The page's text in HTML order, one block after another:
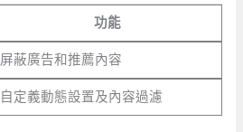
功能
屏蔽廣告和推薦內容
自定義動態設置及內容過濾